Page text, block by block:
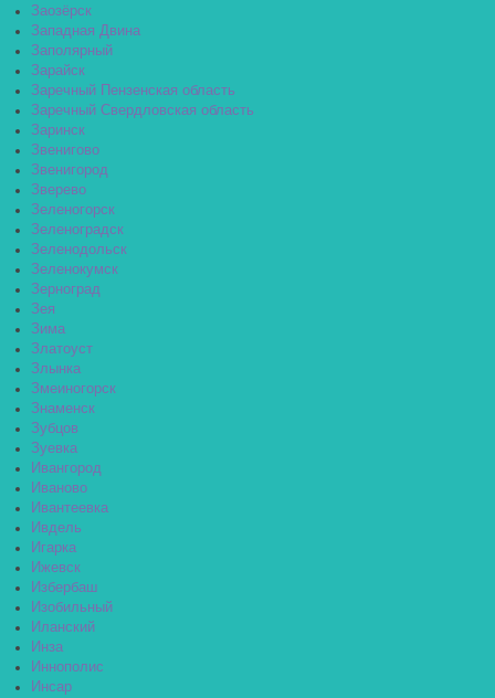
Заозёрск
Западная Двина
Заполярный
Зарайск
Заречный Пензенская область
Заречный Свердловская область
Заринск
Звенигово
Звенигород
Зверево
Зеленогорск
Зеленоградск
Зеленодольск
Зеленокумск
Зерноград
Зея
Зима
Златоуст
Злынка
Змеиногорск
Знаменск
Зубцов
Зуевка
Ивангород
Иваново
Ивантеевка
Ивдель
Игарка
Ижевск
Избербаш
Изобильный
Иланский
Инза
Иннополис
Инсар